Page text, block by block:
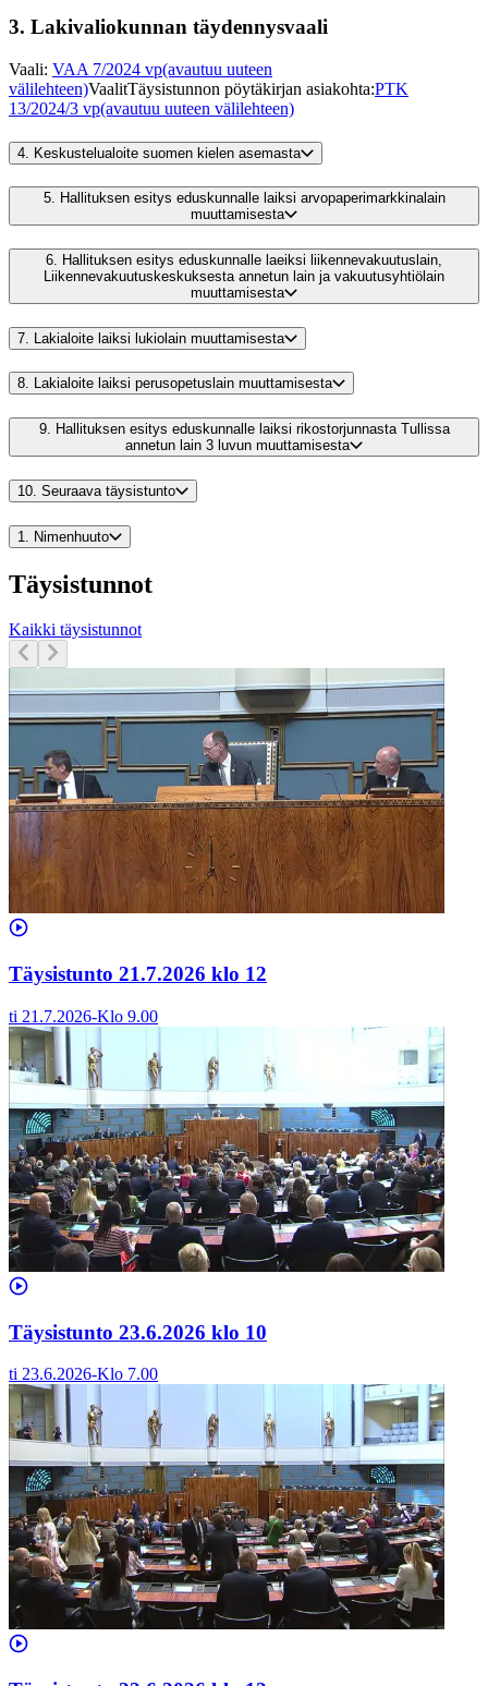
3. Lakivaliokunnan täydennysvaali
Vaali: VAA 7/2024 vp(avautuu uuteen
välilehteen)VaalitTäysistunnon pöytäkirjan asiakohta:PTK
13/2024/3 vp(avautuu uuteen välilehteen)
4. Keskustelualoite suomen kielen asemasta
5. Hallituksen esitys eduskunnalle laiksi arvopaperimarkkinalain
muuttamisesta
6. Hallituksen esitys eduskunnalle laeiksi liikennevakuutuslain,
Liikennevakuutuskeskuksesta annetun lain ja vakuutusyhtiölain
muuttamisesta
7. Lakialoite laiksi lukiolain muuttamisesta
8. Lakialoite laiksi perusopetuslain muuttamisesta
9. Hallituksen esitys eduskunnalle laiksi rikostorjunnasta Tullissa
annetun lain 3 luvun muuttamisesta
10. Seuraava täysistunto
1. Nimenhuuto
Täysistunnot
Kaikki täysistunnot
Täysistunto 21.7.2026 klo 12
ti 21.7.2026-Klo 9.00
Täysistunto 23.6.2026 klo 10
ti 23.6.2026-Klo 7.00